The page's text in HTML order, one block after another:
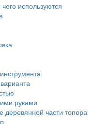
используются
руками
деревянной части топора